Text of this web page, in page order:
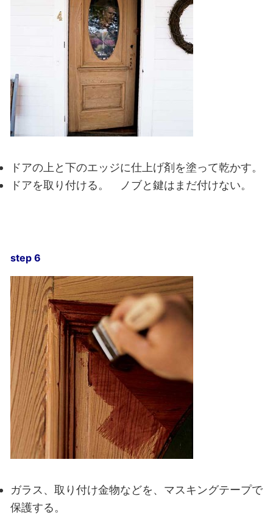
ドアの上と下のエッジに仕上げ剤を塗って乾かす。
ドアを取り付ける。 ノブと鍵はまだ付けない。
step 6
ガラス、取り付け金物などを、マスキングテープで
保護する。